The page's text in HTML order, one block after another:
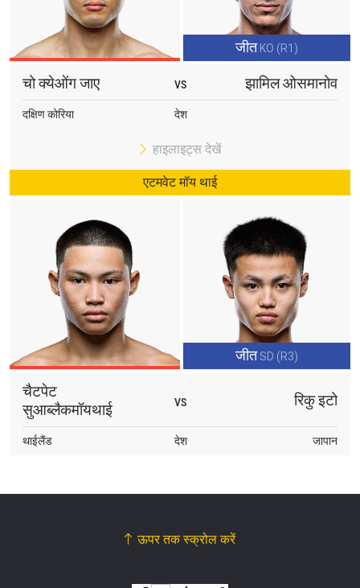
जीत KO (R1)
चो क्येओंग जाए VS झामिल ओसमानोव
दक्षिण कोरिया देश
हाइलाइट्स देखें
एटमवेट मॉय थाई
जीतSD (R3)
चैटपेट
सुआब्लैकमॉयथाई
VS रिकु इटो
थाईलैंड देश जापान
ऊपर तक स्क्रोल करें